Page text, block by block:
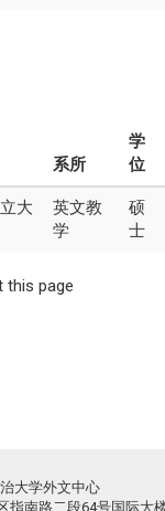
系所
学
位
大
英文教
学
硕
士
this page
大学外文中心
指南路二段64号国际大